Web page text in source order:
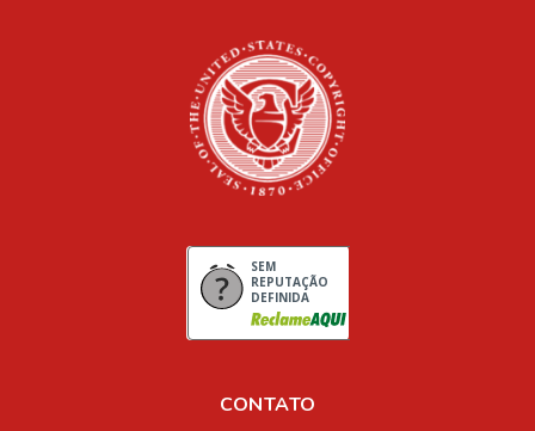
SEM
REPUTAÇÃO
DEFINIDA
CONTATO